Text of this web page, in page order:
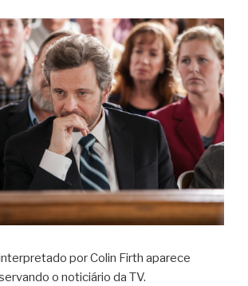
por Colin Firth aparece
o noticiário da TV.